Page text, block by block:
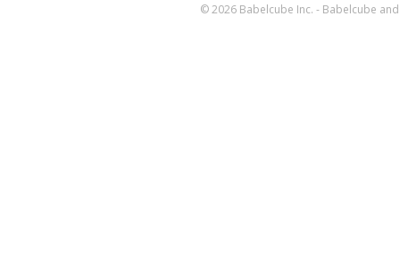
© 2026 Babelcube Inc. - Babelcube